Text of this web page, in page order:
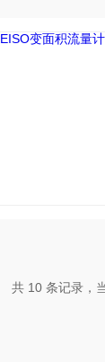
共 10 条记录，